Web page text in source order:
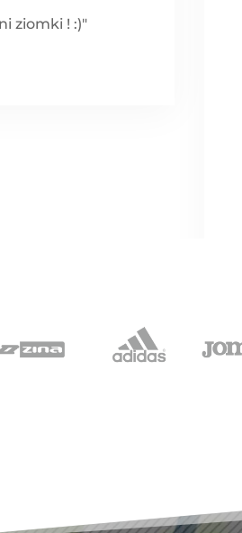
ziomki ! :)"